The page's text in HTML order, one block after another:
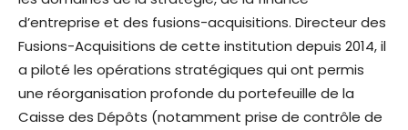
d’entreprise et des fusions-acquisitions. Directeur des
Fusions-Acquisitions de cette institution depuis 2014, il
a piloté les opérations stratégiques qui ont permis
une réorganisation profonde du portefeuille de la
Caisse des Dépôts (notamment prise de contrôle de